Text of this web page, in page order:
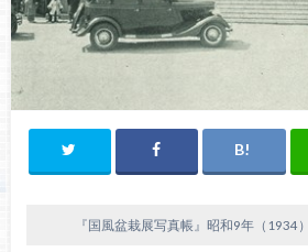
『国風盆栽展写真帳』昭和9年（1934